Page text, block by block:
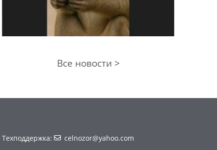
Все новости >
Техподдержка: celnozor@yahoo.com